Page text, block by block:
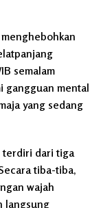
semalam
gangguan mental
yang sedang
terdiri dari tiga
tiba-tiba,
wajah
langsung